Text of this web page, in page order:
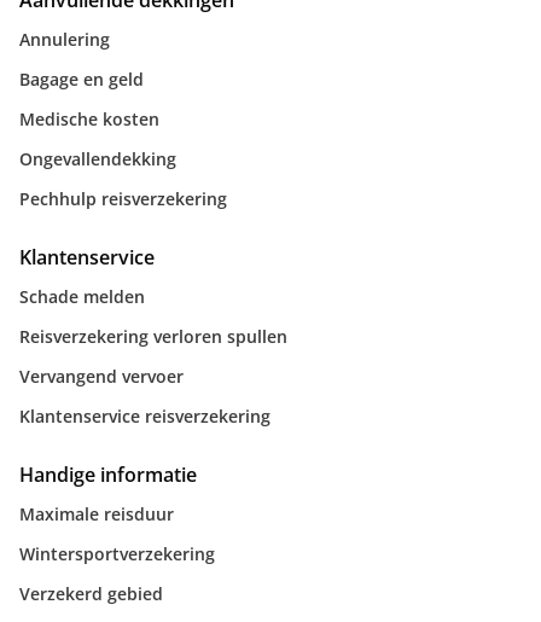
Annulering
Bagage en geld
Medische kosten
Ongevallendekking
Pechhulp reisverzekering
Klantenservice
Schade melden
Reisverzekering verloren spullen
Vervangend vervoer
Klantenservice reisverzekering
Handige informatie
Maximale reisduur
Wintersportverzekering
Verzekerd gebied